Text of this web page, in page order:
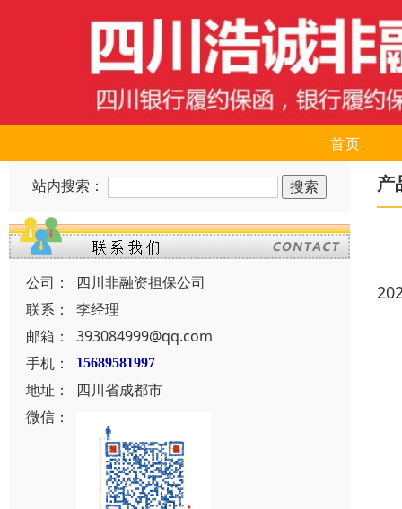
首页
站内搜索：
公司：
四川非融资担保公司
联系：
李经理
邮箱：
393084999@qq.com
手机：
15689581997
地址：
四川省成都市
微信：
产